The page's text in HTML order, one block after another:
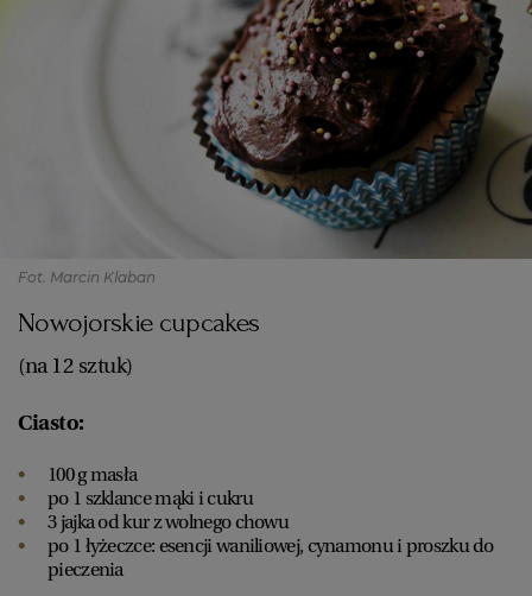
Fot. Marcin Klaban
Nowojorskie cupcakes
(na 12 sztuk)
Ciasto:
100 g masła
po 1 szklance mąki i cukru
3 jajka od kur z wolnego chowu
po 1 łyżeczce: esencji waniliowej, cynamonu i proszku do
pieczenia